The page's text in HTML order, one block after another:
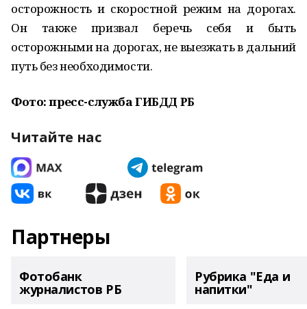
осторожность и скоростной режим на дорогах.
Он также призвал беречь себя и быть
осторожными на дорогах, не выезжать в дальний
путь без необходимости.
Фото: пресс-служба ГИБДД РБ
Читайте нас
Партнеры
Фотобанк
журналистов РБ
Рубрика "Еда и
напитки"